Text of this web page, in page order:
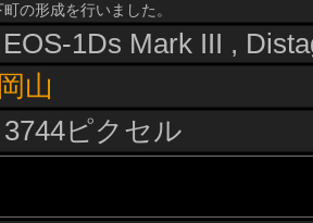
の形成を行いました。
1Ds Mark III ,
岡山
ピクセル